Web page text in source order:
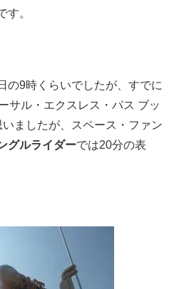
す。
の9時くらいでしたが、すでに
サル・エクスレス・パス ブッ
ましたが、スペース・ファン
グルライダーでは20分の表